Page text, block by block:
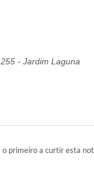
- Jardim Laguna
o primeiro a curtir esta